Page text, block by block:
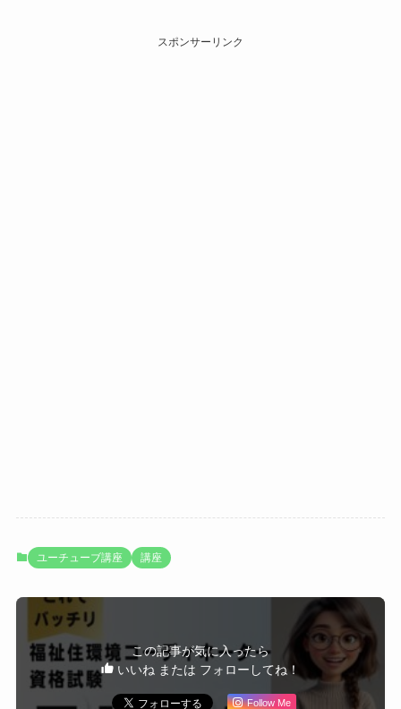
スポンサーリンク
ユーチューブ講座 講座
この記事が気に入ったら
いいね または フォローしてね！
Follow Me